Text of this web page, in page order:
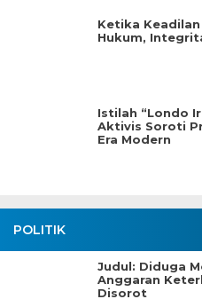
Ketika
Hukum,
Istilah “Londo
Aktivis Soroti
Era Modern
POLITIK
Judul: Diduga
Anggaran
Disorot